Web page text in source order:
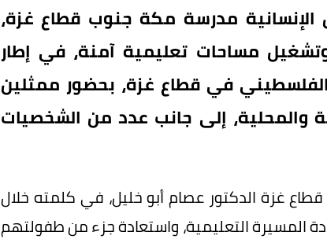
الإنسانية مدرسة مكة جنوب قطاع غزة،
مساحات تعليمية آمنة، في إطار
في قطاع غزة، بحضور ممثلين
والمحلية، إلى جانب عدد من الشخصيات
غزة الدكتور عصام أبو خليل، في كلمته خلال
المسيرة التعليمية، واستعادة جزء من طفولتهم